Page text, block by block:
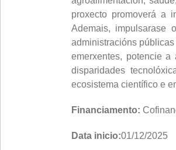
proxecto promoverá a
Ademais, impulsarase
administracións
emerxentes, potencie
disparidades
ecosistema científico e
Financiamento:
Data inicio:01/12/2025